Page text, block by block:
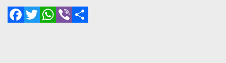
FacebookTwitterWhatsApp
Viber